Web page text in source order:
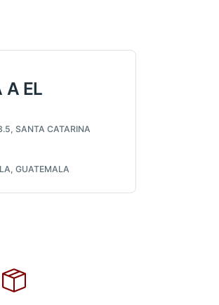
A EL
SANTA CATARINA
GUATEMALA